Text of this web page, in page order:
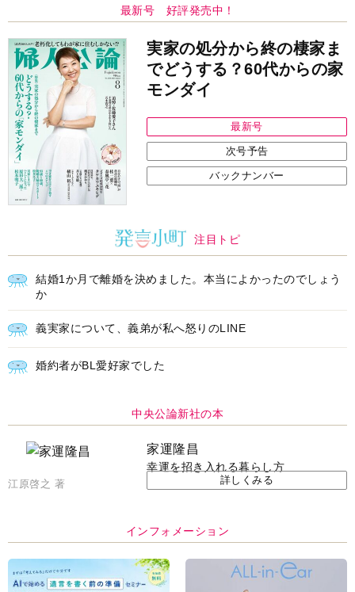
最新号 好評発売中！
実家の処分から終の棲家ま
でどうする？60代からの家
モンダイ
最新号
次号予告
バックナンバー
注目トピ
結婚1か月で離婚を決めました。本当によかったのでしょう
か
義実家について、義弟が私へ怒りのLINE
婚約者がBL愛好家でした
中央公論新社の本
家運隆昌
幸運を招き入れる暮らし方
江原啓之 著 詳しくみる
インフォメーション